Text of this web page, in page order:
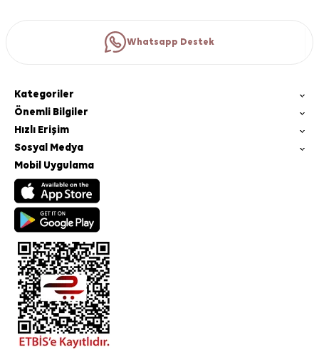
Whatsapp Destek
Kategoriler
Önemli Bilgiler
Hızlı Erişim
Sosyal Medya
Mobil Uygulama